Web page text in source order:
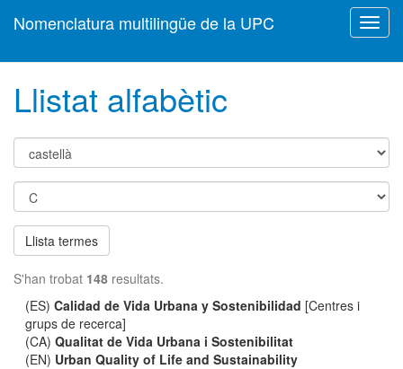
Nomenclatura multilingüe de la UPC
Llistat alfabètic
Llista termes
S'han trobat 148 resultats.
(ES)Calidad de Vida Urbana y Sostenibilidad [Centres i
grups de recerca]
(CA)Qualitat de Vida Urbana i Sostenibilitat
(EN) Urban Quality of Life and Sustainability